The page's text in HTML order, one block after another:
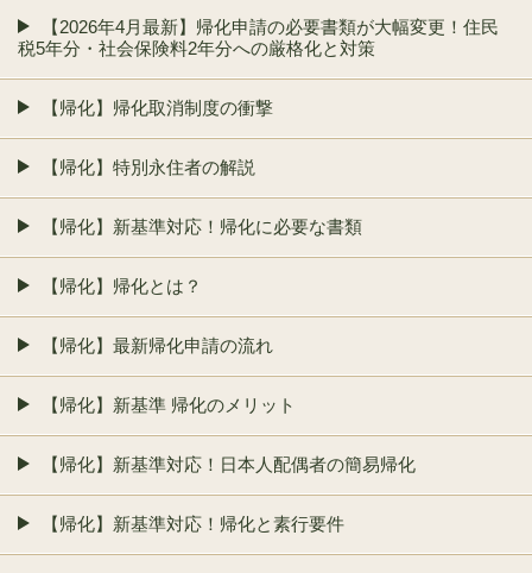
【2026年4月最新】帰化申請の必要書類が大幅変更！住民
税5年分・社会保険料2年分への厳格化と対策
【帰化】帰化取消制度の衝撃
【帰化】特別永住者の解説
【帰化】新基準対応！帰化に必要な書類
【帰化】帰化とは？
【帰化】最新帰化申請の流れ
【帰化】新基準 帰化のメリット
【帰化】新基準対応！日本人配偶者の簡易帰化
【帰化】新基準対応！帰化と素行要件